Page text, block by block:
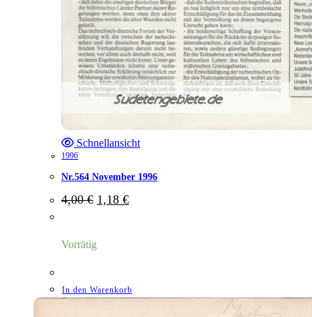
Schnellansicht
1996
Nr.564 November 1996
4,00€ Ursprünglicher
Preis
1,18 €Aktueller
Vorrätig
In den Warenkorb